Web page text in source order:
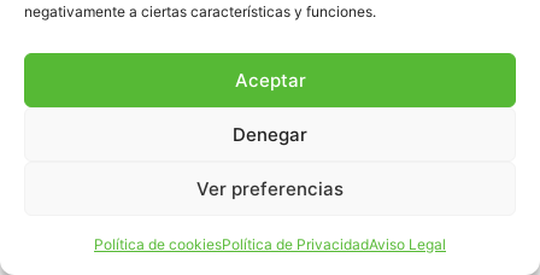
negativamente a ciertas características y funciones.
Aceptar
Denegar
Ver preferencias
Política de cookiesPolítica de PrivacidadAviso Legal
Cookies|Términos y Condiciones
© 2025 Fundación Natura Parc – Todos los
BalearDigital